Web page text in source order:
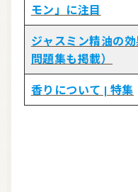
モン」に注目
ジャスミン精油の効果・効能・使い方（クイズ
問題集も掲載）
香りについて | 特集